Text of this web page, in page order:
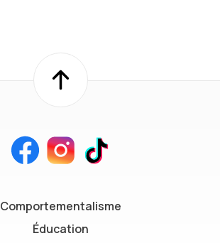
Comportementalisme
Éducation